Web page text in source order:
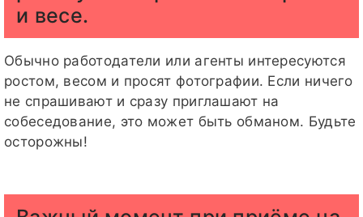
и весе.
Обычно работодатели или агенты интересуются
ростом, весом и просят фотографии. Если ничего
не спрашивают и сразу приглашают на
собеседование, это может быть обманом. Будьте
осторожны!